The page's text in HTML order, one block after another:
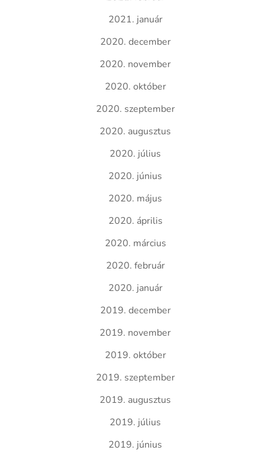
2021. január
2020. december
2020. november
2020. október
2020. szeptember
2020. augusztus
2020. július
2020. június
2020. május
2020. április
2020. március
2020. február
2020. január
2019. december
2019. november
2019. október
2019. szeptember
2019. augusztus
2019. július
2019. június